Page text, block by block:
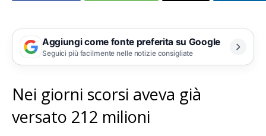
Aggiungi come fonte preferita su Google
Seguici più facilmente nelle notizie consigliate
Nei giorni scorsi aveva già
versato 212 milioni